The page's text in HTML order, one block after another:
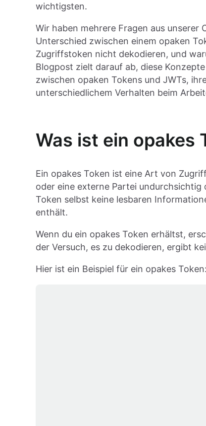
wichtigsten.
Wir haben mehrere Fragen aus unserer
Unterschied zwischen einem opaken
Zugriffstoken nicht dekodieren, und
Blogpost zielt darauf ab, diese
zwischen opaken Tokens und JWTs,
unterschiedlichem Verhalten beim
Was ist ein opakes
Ein opakes Token ist eine Art von
oder eine externe Partei
Token selbst keine lesbaren
enthält.
Wenn du ein opakes Token erhältst,
der Versuch, es zu dekodieren, ergibt
Hier ist ein Beispiel für ein opakes Token: